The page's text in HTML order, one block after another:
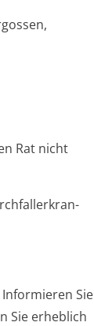
Rat nicht
Sie
Sie erheblich